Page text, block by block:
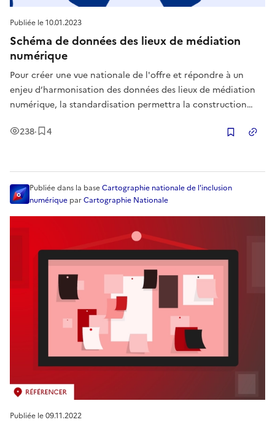
Publiée le10.01.2023
Schéma de données des lieux de médiation
numérique
Pour créer une vue nationale de l'offre et répondre à un
enjeu d’harmonisation des données des lieux de médiation
numérique, la standardisation permettra la construction
numérique. Elle reposera sur un travail de concertation dans
238Vues
· 4Enregistrement
Publiée le09.11.2022
Publiéedans la baseCartographie nationale de l'inclusion
numérique parCartographie Nationale